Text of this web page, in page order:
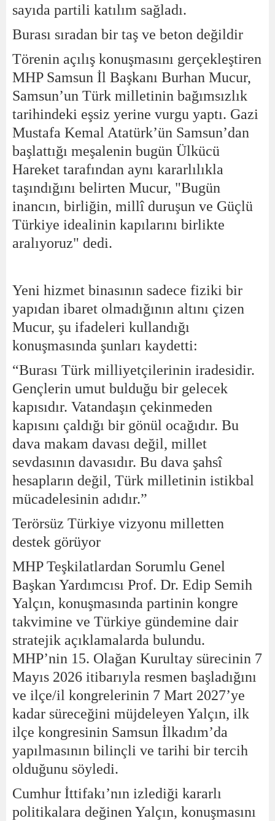
sayıda partili katılım sağladı.
Burası sıradan bir taş ve beton değildir
Törenin açılış konuşmasını gerçekleştiren
MHP Samsun İl Başkanı Burhan Mucur,
Samsun’un Türk milletinin bağımsızlık
tarihindeki eşsiz yerine vurgu yaptı. Gazi
Mustafa Kemal Atatürk’ün Samsun’dan
başlattığı meşalenin bugün Ülkücü
Hareket tarafından aynı kararlılıkla
taşındığını belirten Mucur, "Bugün
inancın, birliğin, millî duruşun ve Güçlü
Türkiye idealinin kapılarını birlikte
aralıyoruz" dedi.
Yeni hizmet binasının sadece fiziki bir
yapıdan ibaret olmadığının altını çizen
Mucur, şu ifadeleri kullandığı
konuşmasında şunları kaydetti:
“Burası Türk milliyetçilerinin iradesidir.
Gençlerin umut bulduğu bir gelecek
kapısıdır. Vatandaşın çekinmeden
kapısını çaldığı bir gönül ocağıdır. Bu
dava makam davası değil, millet
sevdasının davasıdır. Bu dava şahsî
hesapların değil, Türk milletinin istikbal
mücadelesinin adıdır.”
Terörsüz Türkiye vizyonu milletten
destek görüyor
MHP Teşkilatlardan Sorumlu Genel
Başkan Yardımcısı Prof. Dr. Edip Semih
Yalçın, konuşmasında partinin kongre
takvimine ve Türkiye gündemine dair
stratejik açıklamalarda bulundu.
MHP’nin 15. Olağan Kurultay sürecinin 7
Mayıs 2026 itibarıyla resmen başladığını
ve ilçe/il kongrelerinin 7 Mart 2027’ye
kadar süreceğini müjdeleyen Yalçın, ilk
ilçe kongresinin Samsun İlkadım’da
yapılmasının bilinçli ve tarihi bir tercih
olduğunu söyledi.
Cumhur İttifakı’nın izlediği kararlı
politikalara değinen Yalçın, konuşmasını